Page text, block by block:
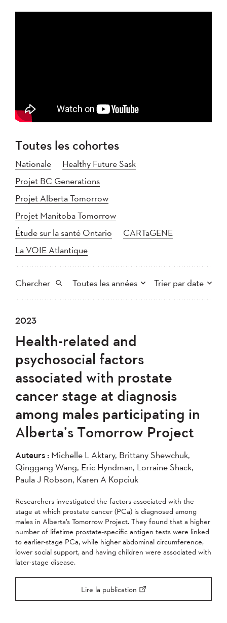
Toutes les cohortes
Nationale
Healthy Future Sask
Projet BC Generations
Projet Alberta Tomorrow
Projet Manitoba Tomorrow
Étude sur la santé Ontario
CARTaGENE
La VOIE Atlantique
Chercher Toutes les années Trier par date
Tout
2023
2022
2020
2019
2017
2016
2014
2013
2012
2011
2010
2008
2005
2004
Plus récent au plus ancien
Plus ancien au plus récent
Appliquer
2023
Health-related and
psychosocial factors
associated with prostate
cancer stage at diagnosis
among males participating in
Alberta’s Tomorrow Project
Auteurs : Michelle L Aktary, Brittany Shewchuk,
Qinggang Wang, Eric Hyndman, Lorraine Shack,
Paula J Robson, Karen A Kopciuk
Researchers investigated the factors associated with the
stage at which prostate cancer (PCa) is diagnosed among
males in Alberta’s Tomorrow Project. They found that a higher
number of lifetime prostate-specific antigen tests were linked
to earlier-stage PCa, while higher abdominal circumference,
lower social support, and having children were associated with
later-stage disease.
Lire la publication